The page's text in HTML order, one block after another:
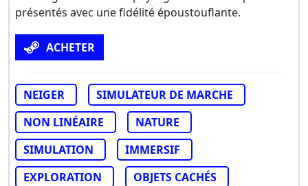
présentés avec une fidélité époustouflante.
ACHETER
NEIGER
SIMULATEUR DE MARCHE
NON LINÉAIRE
NATURE
SIMULATION
IMMERSIF
EXPLORATION
OBJETS CACHÉS